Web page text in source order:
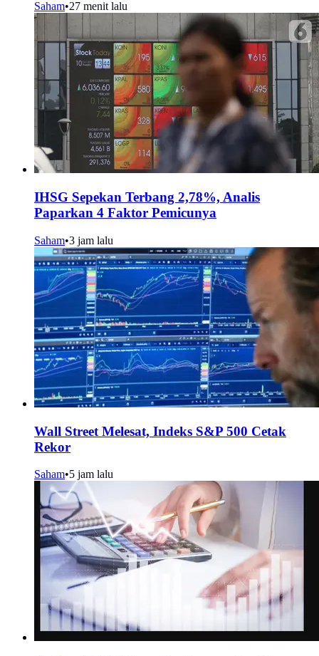
Saham•27 menit lalu
IHSG Sepekan Terbang 2,78%, Analis
Paparkan 4 Faktor Pemicunya
Saham•3 jam lalu
Wall Street Melesat, Indeks S&P 500 Cetak
Rekor
Saham•5 jam lalu